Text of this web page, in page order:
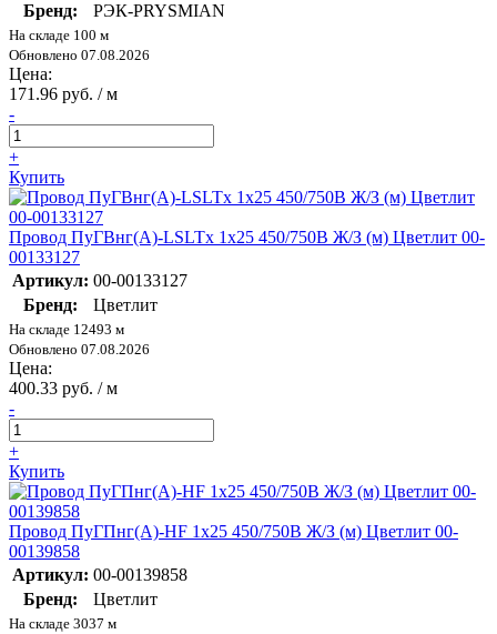
Бренд: РЭК-PRYSMIAN
На складе 100 м
Обновлено 07.08.2026
Цена:
171.96 руб. / м
-
+
Купить
Провод ПуГВнг(А)-LSLTx 1х25 450/750В Ж/З (м) Цветлит 00-
00133127
Артикул: 00-00133127
Бренд:
Цветлит
На складе 12493 м
Обновлено 07.08.2026
Цена:
400.33 руб. / м
-
+
Купить
Провод ПуГПнг(А)-HF 1х25 450/750В Ж/З (м) Цветлит 00-
00139858
Артикул: 00-00139858
Бренд:
Цветлит
На складе 3037 м